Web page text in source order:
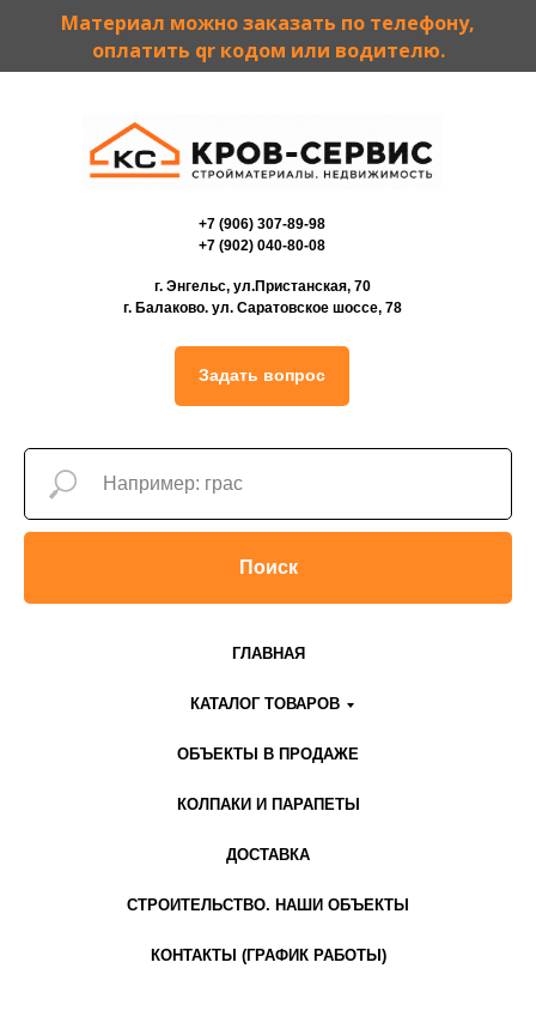
Материал можно заказать по телефону,
оплатить qr кодом или водителю.
+7 (906) 307-89-98
+7 (902) 040-80-08
г. Энгельс, ул.Пристанская, 70
г. Балаково. ул. Саратовское шоссе, 78
Задать вопрос
Поиск
ГЛАВНАЯ
КАТАЛОГ ТОВАРОВ
ОБЪЕКТЫ В ПРОДАЖЕ
КОЛПАКИ И ПАРАПЕТЫ
ДОСТАВКА
СТРОИТЕЛЬСТВО. НАШИ ОБЪЕКТЫ
КОНТАКТЫ (ГРАФИК РАБОТЫ)